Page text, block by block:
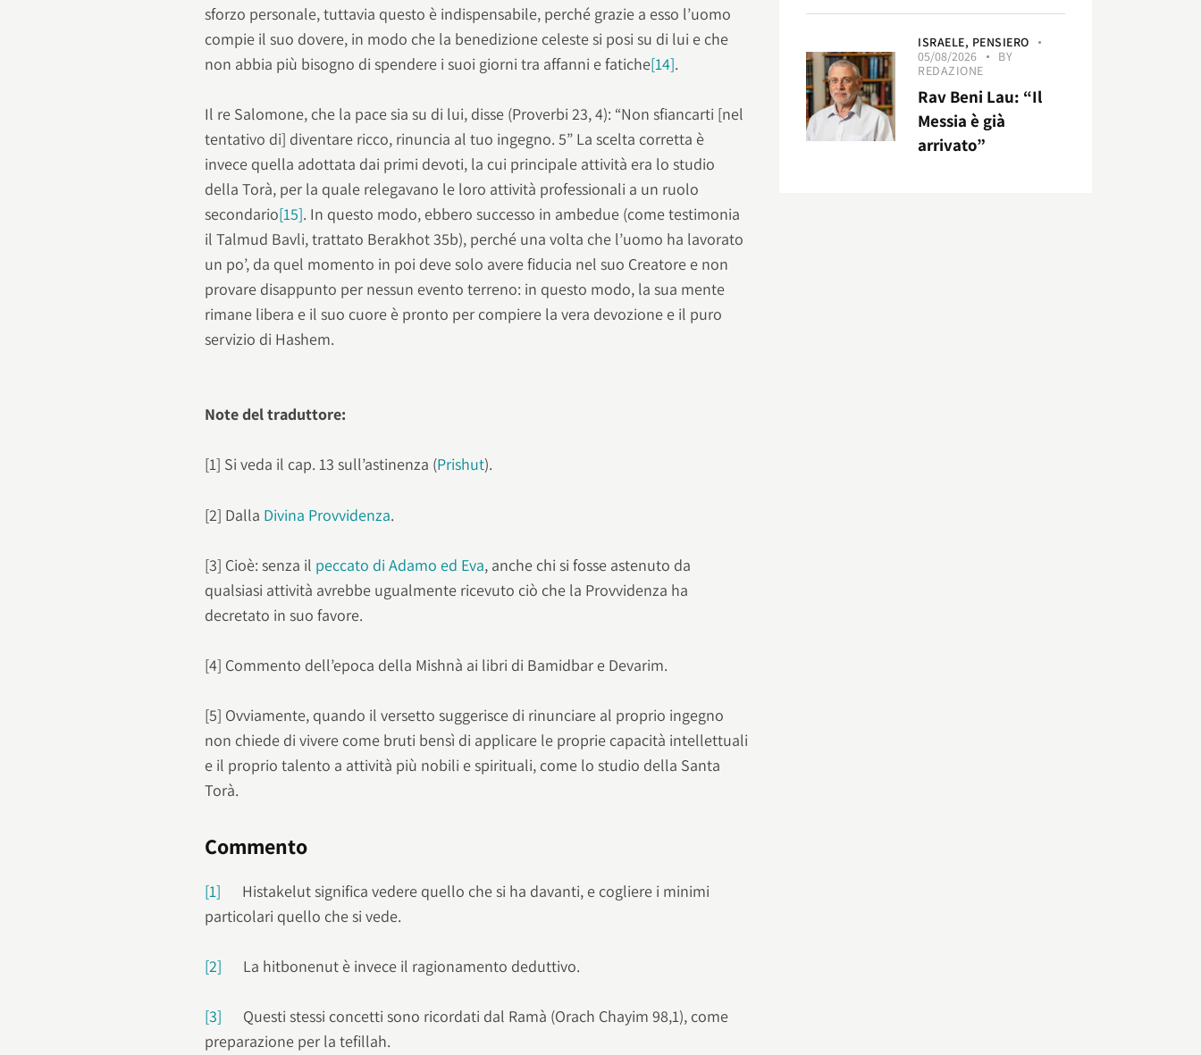
sforzo personale, tuttavia questo è indispensabile, perché grazie a esso l’uomo
compie il suo dovere, in modo che la benedizione celeste si posi su di lui e che
non abbia più bisogno di spendere i suoi giorni tra affanni e fatiche[14].
Il re Salomone, che la pace sia su di lui, disse (Proverbi 23, 4): “Non sfiancarti [nel
tentativo di] diventare ricco, rinuncia al tuo ingegno. 5” La scelta corretta è
invece quella adottata dai primi devoti, la cui principale attività era lo studio
della Torà, per la quale relegavano le loro attività professionali a un ruolo
secondario[15]. In questo modo, ebbero successo in ambedue (come testimonia
il Talmud Bavli, trattato Berakhot 35b), perché una volta che l’uomo ha lavorato
un po’, da quel momento in poi deve solo avere fiducia nel suo Creatore e non
provare disappunto per nessun evento terreno: in questo modo, la sua mente
rimane libera e il suo cuore è pronto per compiere la vera devozione e il puro
servizio di Hashem.
Note del traduttore:
[1] Si veda il cap. 13 sull’astinenza (Prishut).
[2] Dalla Divina Provvidenza.
[3] Cioè: senza il peccato di Adamo ed Eva, anche chi si fosse astenuto da
qualsiasi attività avrebbe ugualmente ricevuto ciò che la Provvidenza ha
decretato in suo favore.
[4] Commento dell’epoca della Mishnà ai libri di Bamidbar e Devarim.
[5] Ovviamente, quando il versetto suggerisce di rinunciare al proprio ingegno
non chiede di vivere come bruti bensì di applicare le proprie capacità intellettuali
e il proprio talento a attività più nobili e spirituali, come lo studio della Santa
Torà.
Commento
[1] Histakelut significa vedere quello che si ha davanti, e cogliere i minimi
particolari quello che si vede.
[2] La hitbonenut è invece il ragionamento deduttivo.
[3] Questi stessi concetti sono ricordati dal Ramà (Orach Chayim 98,1), come
preparazione per la tefillah.
ISRAELE, PENSIERO
05/08/2026
BY
REDAZIONE
Rav Beni Lau: “Il
Messia è già
arrivato”